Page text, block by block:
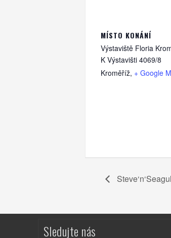
MÍSTO KONÁNÍ
Výstaviště Floria
K Výstavišti 4069/8
Kroměříž, + Google
Sledujte nás